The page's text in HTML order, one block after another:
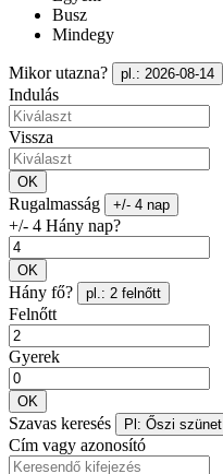
Busz
Mindegy
Mikor utazna? pl.: 2026-08-14
Indulás
Vissza
OK
Rugalmasság +/- 4 nap
+/- 4 Hány nap?
OK
Hány fő? pl.: 2 felnőtt
Felnőtt
Gyerek
OK
Szavas keresés Pl: Őszi szünet
Cím vagy azonosító